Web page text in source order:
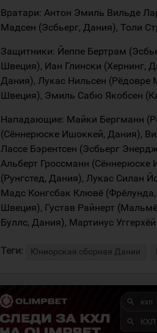
Вратари: Антон Эмиль Вильде
Мадсен (Эсбьерг, Дания), Толи
Защитники: Йеппе Бертрам
Швеция), Иан Глински (Хернинг,
Дания), Лукас Нильсен (Рёдовре
Швеция), Эмиль Сабю Якобсен
Нападающие: Майки Бергманн
(Сённерюске Ишоккей, Дания),
Лассе Бэрентсен (Эсбьерг
Альберт Гроссманн
(Рунгстед, Дания), Лукас Силан
Мадс Конгсбак Клювё
Швеция), Густав Райнерт
Буллс, Дания), Мартинус
Теги: Юниорская сборная Дании